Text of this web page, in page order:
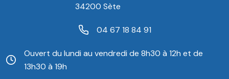
34200 Sète
04 67 18 84 91
Ouvert du lundi au vendredi de 8h30 à 12h et de
13h30 à 19h